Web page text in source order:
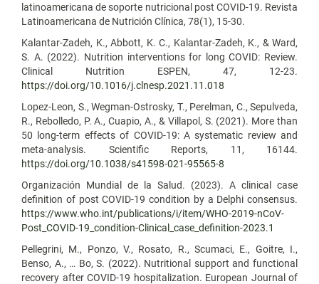
latinoamericana de soporte nutricional post COVID-19. Revista
Latinoamericana de Nutrición Clínica, 78(1), 15-30.
Kalantar-Zadeh, K., Abbott, K. C., Kalantar-Zadeh, K., & Ward,
S. A. (2022). Nutrition interventions for long COVID: Review.
Clinical Nutrition ESPEN, 47, 12-23.
https://doi.org/10.1016/j.clnesp.2021.11.018
Lopez-Leon, S., Wegman-Ostrosky, T., Perelman, C., Sepulveda,
R., Rebolledo, P. A., Cuapio, A., & Villapol, S. (2021). More than
50 long-term effects of COVID-19: A systematic review and
meta-analysis. Scientific Reports, 11, 16144.
https://doi.org/10.1038/s41598-021-95565-8
Organización Mundial de la Salud. (2023). A clinical case
definition of post COVID-19 condition by a Delphi consensus.
https://www.who.int/publications/i/item/WHO-2019-nCoV-
Post_COVID-19_condition-Clinical_case_definition-2023.1
Pellegrini, M., Ponzo, V., Rosato, R., Scumaci, E., Goitre, I.,
Benso, A., … Bo, S. (2022). Nutritional support and functional
recovery after COVID-19 hospitalization. European Journal of